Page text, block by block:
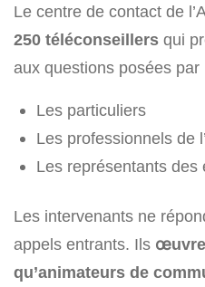
Le centre de contact de
250 téléconseillers qui
aux questions posées par
Les particuliers
Les professionnels de
Les représentants des
Les intervenants ne
appels entrants. Ils
qu’animateurs de